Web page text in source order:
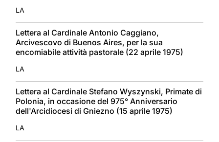
LA
Lettera al Cardinale Antonio Caggiano,
Arcivescovo di Buenos Aires, per la sua
encomiabile attività pastorale (22 aprile 1975)
LA
Lettera al Cardinale Stefano Wyszynski, Primate di
Polonia, in occasione del 975° Anniversario
dell'Arcidiocesi di Gniezno (15 aprile 1975)
LA